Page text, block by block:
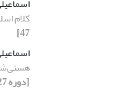
کلام
47]
[دوره 27، شماره 107، 1397، صفحه 31-47]